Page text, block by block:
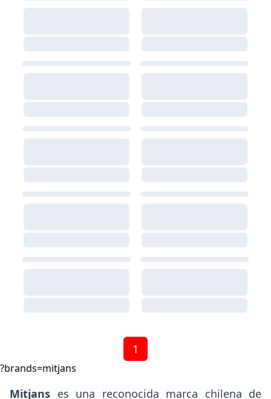
1
?brands=mitjans
Mitjans es una reconocida marca chilena de